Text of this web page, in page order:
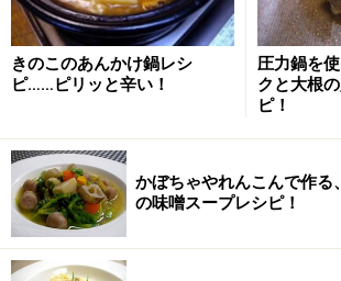
きのこのあんかけ鍋レシ
ピ……ピリッと辛い！
圧力鍋を
クと大根
ピ！
かぼちゃやれんこんで作る
の味噌スープレシピ！